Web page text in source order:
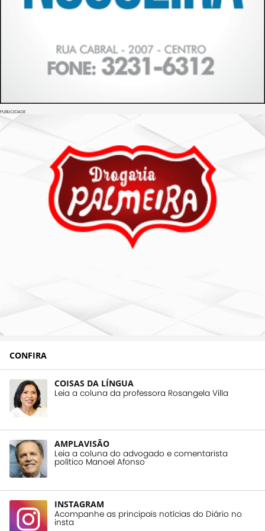
PUBLICIDADE
CONFIRA
COISAS DA LÍNGUA
Leia a coluna da professora Rosangela Villa
AMPLAVISÃO
Leia a coluna do advogado e comentarista
político Manoel Afonso
INSTAGRAM
Acompanhe as principais notícias do Diário no
insta